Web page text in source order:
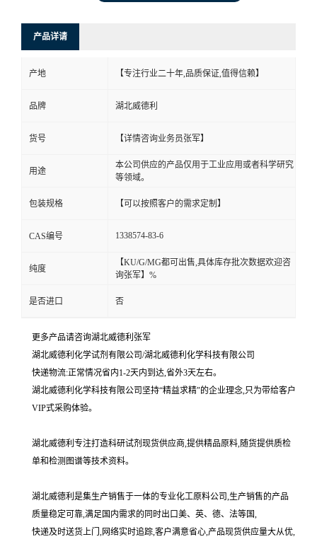
产品详请
产地 【专注行业二十年,品质保证,值得信赖】
品牌 湖北威德利
货号 【详情咨询业务员张军】
用途
本公司供应的产品仅用于工业应用或者科学研究
等领域。
包装规格 【可以按照客户的需求定制】
CAS编号 1338574-83-6
纯度
【KU/G/MG都可出售,具体库存批次数据欢迎咨
询张军】%
是否进口 否
更多产品请咨询湖北威德利张军
湖北威德利化学试剂有限公司/湖北威德利化学科技有限公司
快递物流:正常情况省内1-2天内到达,省外3天左右。
湖北威德利化学科技有限公司坚持“精益求精"的企业理念,只为带给客户
VIP式采购体验。
湖北威德利专注打造科研试剂现货供应商,提供精品原料,随货提供质检
单和检测图谱等技术资料。
湖北威德利是集生产销售于一体的专业化工原料公司,生产销售的产品
质量稳定可靠,满足国内需求的同时出口美、英、德、法等国,
快递及时送货上门,网络实时追踪,客户满意省心,产品现货供应量大从优,